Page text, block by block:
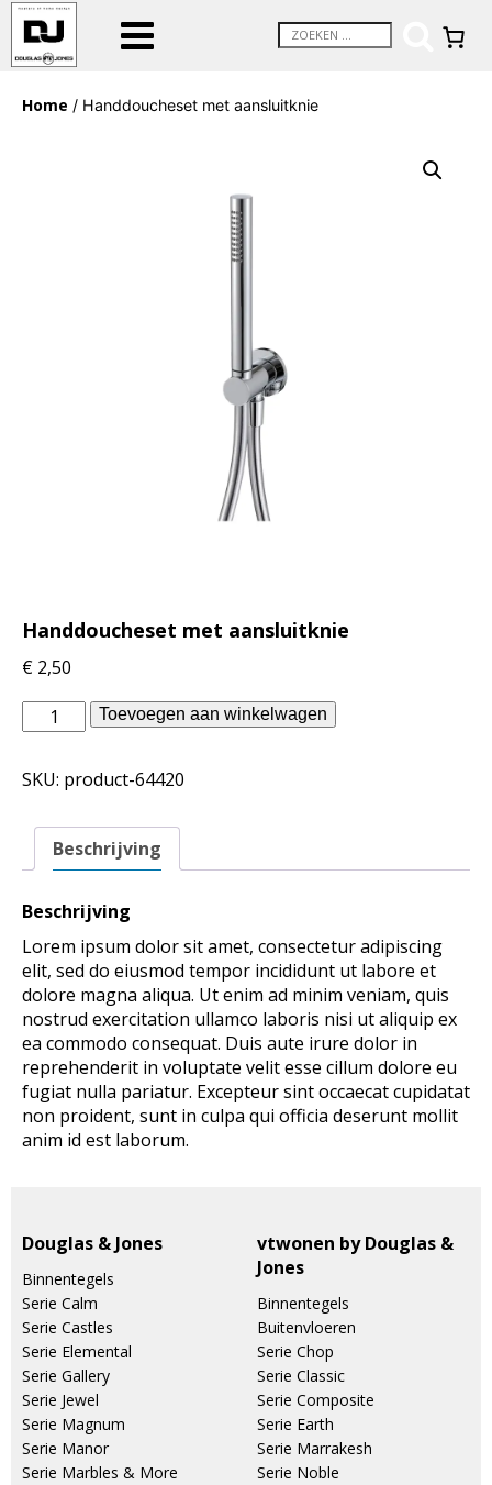
Home / Handdoucheset met aansluitknie
Handdoucheset met aansluitknie
€ 2,50
vtwonen
badkamer
Handdoucheset
aansluitknie
aantal
Toevoegen aan winkelwagen
SKU: product-64420
Beschrijving
Beschrijving
Lorem ipsum dolor sit amet, consectetur adipiscing
elit, sed do eiusmod tempor incididunt ut labore et
dolore magna aliqua. Ut enim ad minim veniam, quis
nostrud exercitation ullamco laboris nisi ut aliquip ex
ea commodo consequat. Duis aute irure dolor in
reprehenderit in voluptate velit esse cillum dolore eu
fugiat nulla pariatur. Excepteur sint occaecat cupidatat
non proident, sunt in culpa qui officia deserunt mollit
anim id est laborum.
Douglas & Jones
Binnentegels
Serie Calm
Serie Castles
Serie Elemental
Serie Gallery
Serie Jewel
Serie Magnum
Serie Manor
Serie Marbles & More
vtwonen by Douglas &
Jones
Binnentegels
Buitenvloeren
Serie Chop
Serie Classic
Serie Composite
Serie Earth
Serie Marrakesh
Serie Noble